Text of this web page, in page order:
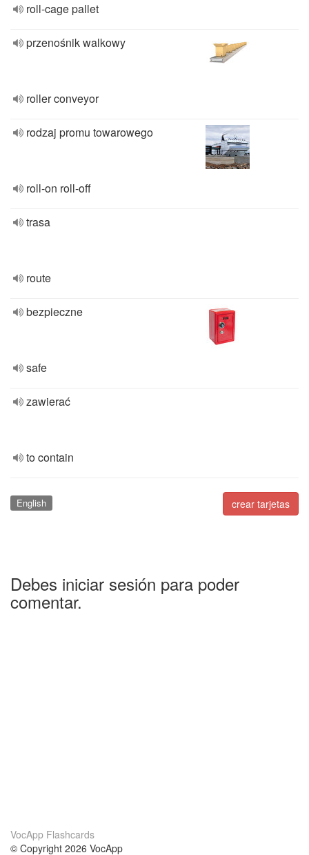
roll-cage pallet
przenośnik walkowy
roller conveyor
rodzaj promu towarowego
roll-on roll-off
trasa
route
bezpieczne
safe
zawierać
to contain
crear tarjetas
English
Debes iniciar sesión para poder
comentar.
VocApp Flashcards
© Copyright 2026 VocApp